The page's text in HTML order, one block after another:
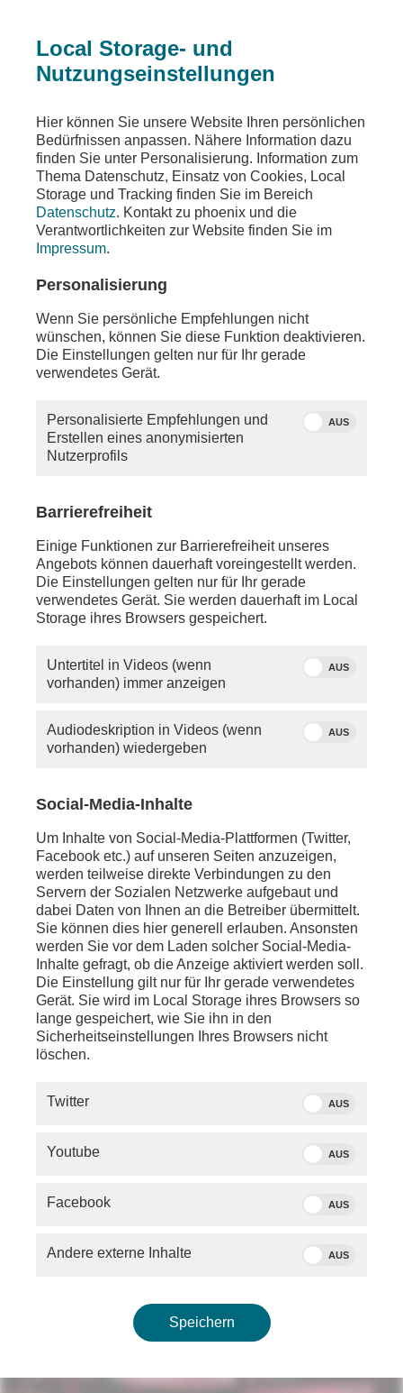
#MTM 2026 - Tag 1
Netzwerktreffen der Medienbranche in Leipzig
Bei den Medientagen Mitteldeutschland 2026
Medienmacher:innen aus ganz Deutschland in
zweitägigen Netzwerktreffen werden aktuelle
Fragen der Branche besprochen, Perspektiven
aufgezeigt und neue Impulse gesetzt.
#MTM 2026: STUDIO 3
Medientage Mitteldeutschland 2026: Alle Vorträge
#MTM 2026: PROGRAMM STUDIO 3 TAG
1
10:00 Uhr -Keynote
Teilnehmer: Dr. Wolfram Weimer
10:45 Uhr -Digitaler Befreiungsschlag: Wie
Europa digital und medial unabhängiger wird
Teilnehmer: Sabine Verheyen, Sabine Frank, Prof.
Dr. Otfried Jarren, Heike Raab, Marysabelle Cote
Local Storage- und
Nutzungseinstellungen
Hier können Sie unsere Website Ihren persönlichen
Bedürfnissen anpassen. Nähere Information dazu
finden Sie unter Personalisierung. Information zum
Thema Datenschutz, Einsatz von Cookies, Local
Storage und Tracking finden Sie im Bereich
Datenschutz. Kontakt zu phoenix und die
Verantwortlichkeiten zur Website finden Sie im
Impressum.
Personalisierung
Wenn Sie persönliche Empfehlungen nicht
wünschen, können Sie diese Funktion deaktivieren.
Die Einstellungen gelten nur für Ihr gerade
verwendetes Gerät.
Personalisierte Empfehlungen und
Erstellen eines anonymisierten
Nutzerprofils
AUS
Barrierefreiheit
Einige Funktionen zur Barrierefreiheit unseres
Angebots können dauerhaft voreingestellt werden.
Die Einstellungen gelten nur für Ihr gerade
verwendetes Gerät. Sie werden dauerhaft im Local
Storage ihres Browsers gespeichert.
Untertitel in Videos (wenn
vorhanden) immer anzeigen
AUS
Audiodeskription in Videos (wenn
vorhanden) wiedergeben
AUS
Social-Media-Inhalte
Um Inhalte von Social-Media-Plattformen (Twitter,
Facebook etc.) auf unseren Seiten anzuzeigen,
werden teilweise direkte Verbindungen zu den
Servern der Sozialen Netzwerke aufgebaut und
dabei Daten von Ihnen an die Betreiber übermittelt.
Sie können dies hier generell erlauben. Ansonsten
werden Sie vor dem Laden solcher Social-Media-
Inhalte gefragt, ob die Anzeige aktiviert werden soll.
Die Einstellung gilt nur für Ihr gerade verwendetes
Gerät. Sie wird im Local Storage ihres Browsers so
lange gespeichert, wie Sie ihn in den
Sicherheitseinstellungen Ihres Browsers nicht
löschen.
Twitter AUS
Youtube AUS
Facebook AUS
Andere externe Inhalte AUS
Speichern